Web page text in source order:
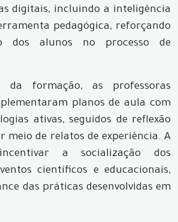
digitais, incluindo a inteligência
pedagógica, reforçando
dos alunos no processo de
da formação, as professoras
planos de aula com
ativas, seguidos de reflexão
meio de relatos de experiência. A
a socialização dos
científicos e educacionais,
das práticas desenvolvidas em